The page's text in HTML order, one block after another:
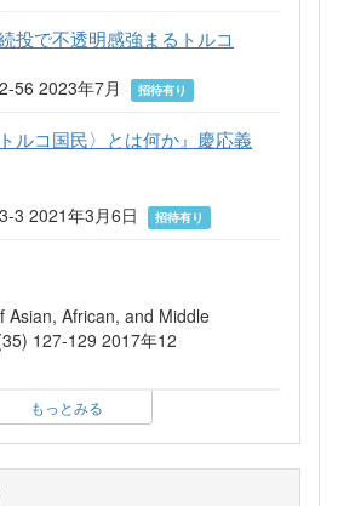
投で不透明感強まるトルコ
56 2023年7月
招待有り
ルコ国民〉とは何か』慶応義
3 2021年3月6日
招待有り
Asian, African, and Middle
127-129 2017年12
もっとみる